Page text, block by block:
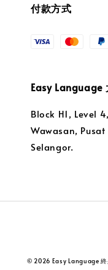
付款方式
Easy Language
Block H1, Level
Wawasan,
Selangor.
© 2026 Easy Language